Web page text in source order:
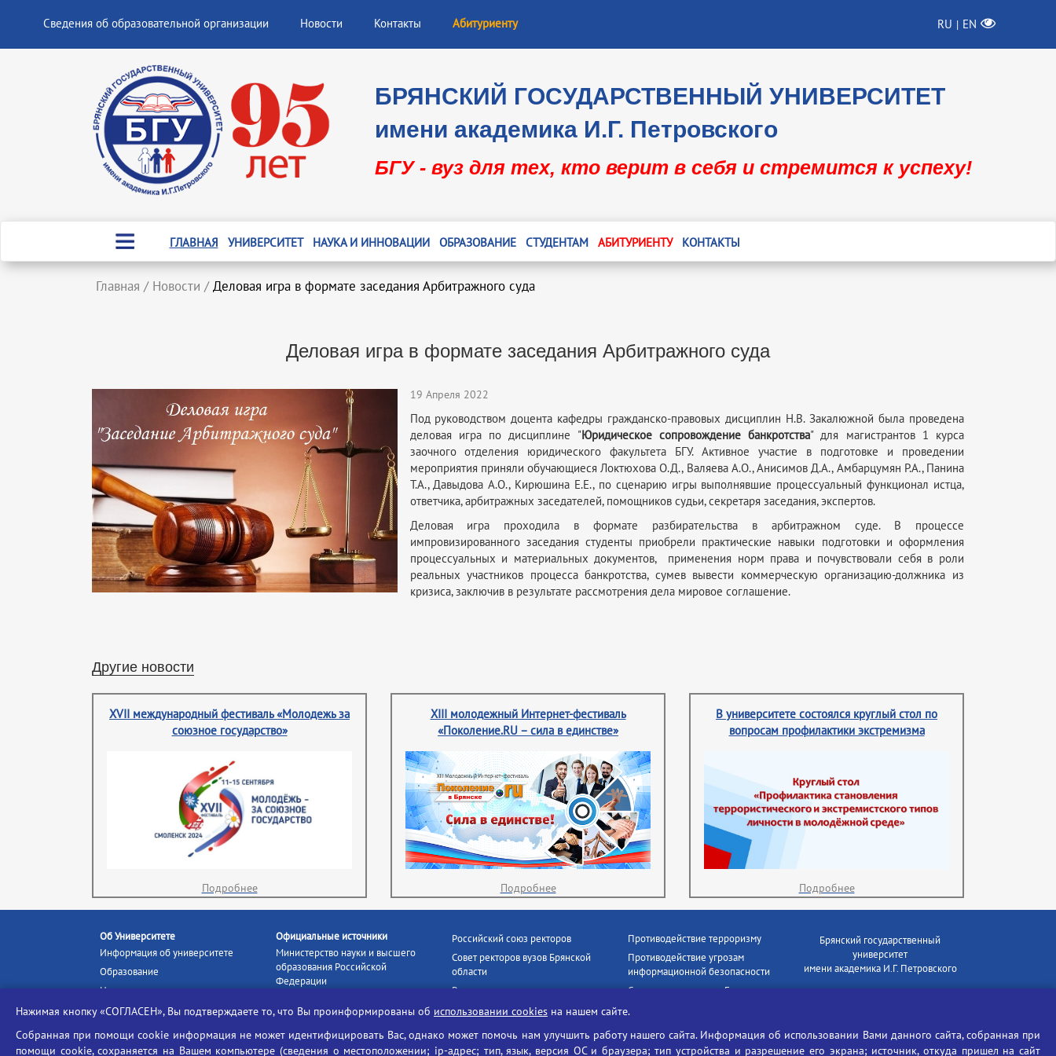
Сведения об образовательной организации Новости Контакты Абитуриенту RU | EN
БРЯНСКИЙ ГОСУДАРСТВЕННЫЙ УНИВЕРСИТЕТ
имени академика И.Г. Петровского
БГУ - вуз для тех, кто верит в себя и стремится к успеху!
ГЛАВНАЯ УНИВЕРСИТЕТ НАУКА И ИННОВАЦИИ ОБРАЗОВАНИЕ СТУДЕНТАМ АБИТУРИЕНТУ КОНТАКТЫ
Главная / Новости / Деловая игра в формате заседания Арбитражного суда
Деловая игра в формате заседания Арбитражного суда
19 Апреля 2022
Под руководством доцента кафедры гражданско-правовых дисциплин Н.В. Закалюжной была проведена
деловая игра по дисциплине "Юридическое сопровождение банкротства" для магистрантов 1 курса
заочного отделения юридического факультета БГУ. Активное участие в подготовке и проведении
мероприятия приняли обучающиеся Локтюхова О.Д., Валяева А.О., Анисимов Д.А., Амбарцумян Р.А., Панина
Т.А., Давыдова А.О., Кирюшина Е.Е., по сценарию игры выполнявшие процессуальный функционал истца,
ответчика, арбитражных заседателей, помощников судьи, секретаря заседания, экспертов.
Деловая игра проходила в формате разбирательства в арбитражном суде. В процессе
импровизированного заседания студенты приобрели практические навыки подготовки и оформления
процессуальных и материальных документов, применения норм права и почувствовали себя в роли
реальных участников процесса банкротства, сумев вывести коммерческую организацию-должника из
кризиса, заключив в результате рассмотрения дела мировое соглашение.
Другие новости
XVII международный фестиваль «Молодежь за
союзное государство»
Подробнее
XIII молодежный Интернет-фестиваль
«Поколение.RU – сила в единстве»
Подробнее
В университете состоялся круглый стол по
вопросам профилактики экстремизма
Подробнее
Об Университете
Информация об университете
Образование
Наука и инновации
Абитуриенту
Ассоциация выпускников
Официальные источники
Министерство науки и высшего
образования Российской
Федерации
Портал «Российское
образование»
Единое окно информационных
Российский союз ректоров
Совет ректоров вузов Брянской
области
Росстудцентр
Наши партнёры
Портал «Русский язык»
Противодействие терроризму
Противодействие угрозам
информационной безопасности
Социальные ролики - Генеральная
БГУ против наркотиков
Брянский государственный
университет
имени академика И.Г. Петровского
Телефон: +7(4832)58-90-85
Нажимая кнопку «СОГЛАСЕН», Вы подтверждаете то, что Вы проинформированы об использовании cookies на нашем сайте.
Собранная при помощи cookie информация не может идентифицировать Вас, однако может помочь нам улучшить работу нашего сайта. Информация об использовании Вами данного сайта, собранная при
помощи cookie, сохраняется на Вашем компьютере (сведения о местоположении; ip-адрес; тип, язык, версия ОС и браузера; тип устройства и разрешение его экрана; источник, откуда пришел на сайт